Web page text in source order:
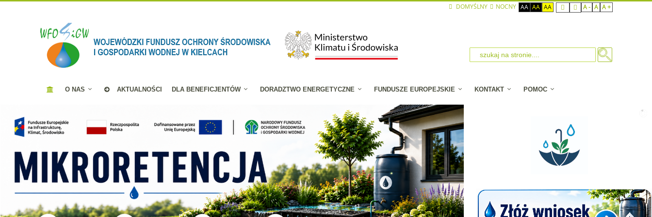
DOMYŚLNY NOCNY AA AA AA A - A A +
O NAS AKTUALNOŚCI DLA BENEFICJENTÓW DORADZTWO ENERGETYCZNE FUNDUSZE EUROPEJSKIE KONTAKT POMOC